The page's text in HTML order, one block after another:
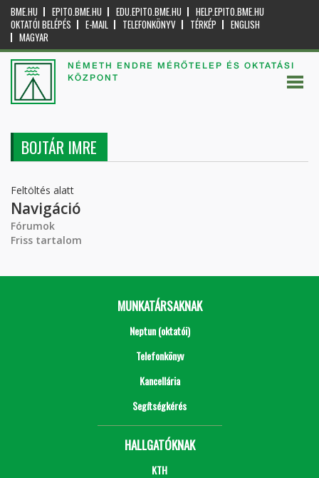
BME.HU EPITO.BME.HU EDU.EPITO.BME.HU
HELP.EPITO.BME.HU
OKTATÓI BELÉPÉS
E-MAIL TELEFONKÖNYV TÉRKÉP
ENGLISH
MAGYAR
NÉMETH ENDRE MÉRŐTELEP ÉS OKTATÁSI
KÖZPONT
BOJTÁR IMRE
Feltöltés alatt
Navigáció
Fórumok
Friss tartalom
MUNKATÁRSAKNAK
Neptun (oktatói)
Telefonkönyv
Kancellária
Segítségkérés
HALLGATÓKNAK
KTH